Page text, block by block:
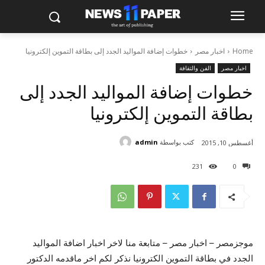
Home اخبار مصر خطوات إضافة المواليد الجدد إلى بطاقة التموين إلكترونيا
اخبار مصر الفن والثقافة
خطوات إضافة المواليد الجدد إلى
بطاقة التموين إلكترونيا
0
231
أغسطس 10, 2015 كتب بواسطة admin
موجزمصر – اخبار مصر – متابعة منا لاخر اخبار اضافة المواليد
الجدد في بطاقة التموين الكترونيا نذكر لكم اخر ماقدمه الدكتور